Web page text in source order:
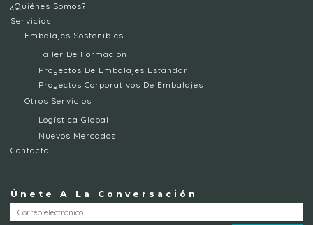
¿Quiénes Somos?
Servicios
Embalajes Sostenibles
Taller De Formación
Proyectos De Embalajes Estandar
Proyectos Corporativos De Embalajes
Otros Servicios
Logística Global
Nuevos Mercados
Contacto
Únete A La Conversación